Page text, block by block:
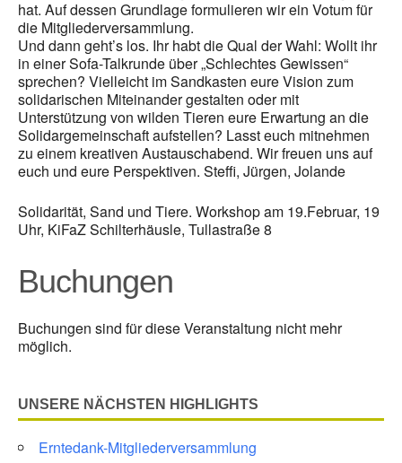
hat. Auf dessen Grundlage formulieren wir ein Votum für
die Mitgliederversammlung.
Und dann geht’s los. Ihr habt die Qual der Wahl: Wollt ihr
in einer Sofa-Talkrunde über „Schlechtes Gewissen“
sprechen? Vielleicht im Sandkasten eure Vision zum
solidarischen Miteinander gestalten oder mit
Unterstützung von wilden Tieren eure Erwartung an die
Solidargemeinschaft aufstellen? Lasst euch mitnehmen
zu einem kreativen Austauschabend. Wir freuen uns auf
euch und eure Perspektiven. Steffi, Jürgen, Jolande
Solidarität, Sand und Tiere. Workshop am 19.Februar, 19
Uhr, KiFaZ Schilterhäusle, Tullastraße 8
Buchungen
Buchungen sind für diese Veranstaltung nicht mehr
möglich.
UNSERE NÄCHSTEN HIGHLIGHTS
Erntedank-Mitgliederversammlung